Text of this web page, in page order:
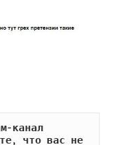
канал
что вас не